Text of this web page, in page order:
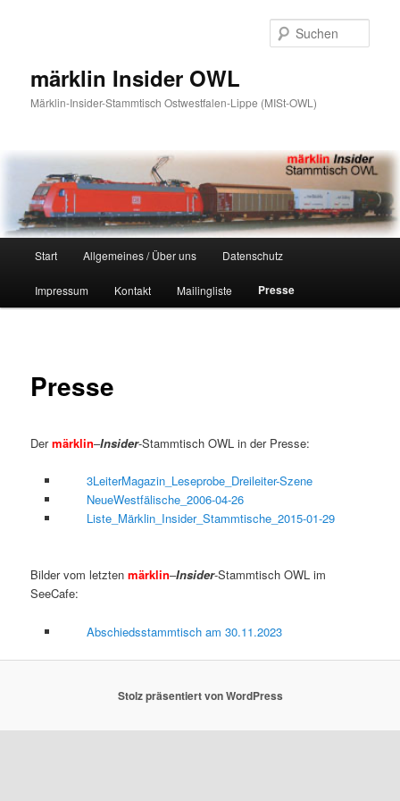
märklin Insider OWL
Märklin-Insider-Stammtisch Ostwestfalen-Lippe (MISt-OWL)
Start Allgemeines / Über uns Datenschutz
Impressum Kontakt Mailingliste Presse
Presse
Dermärklin–Insider-Stammtisch OWL in der Presse:
3LeiterMagazin_Leseprobe_Dreileiter-Szene
NeueWestfälische_2006-04-26
Liste_Märklin_Insider_Stammtische_2015-01-29
Bilder vom letztenmärklin–Insider-Stammtisch OWL im
SeeCafe:
Abschiedsstammtisch am 30.11.2023
Stolz präsentiert von WordPress